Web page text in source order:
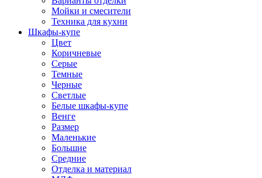
Мойки и смесители
Техника для кухни
Шкафы-купе
Цвет
Коричневые
Серые
Темные
Черные
Светлые
Белые шкафы-купе
Венге
Размер
Маленькие
Большие
Средние
Отделка и материал